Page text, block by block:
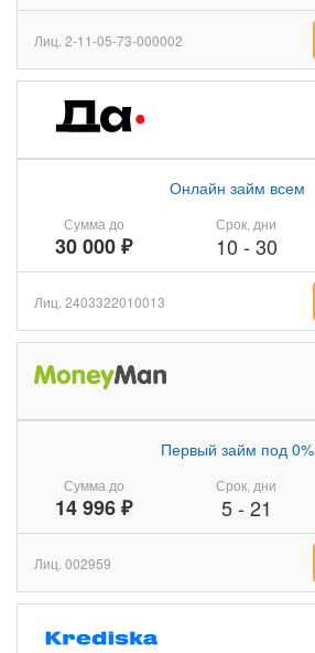
Лиц. 2-11-05-73-000002
Сумма до
30 000 ₽
Онлайн займ всем
Срок, дни
10 - 30
Лиц. 2403322010013
Сумма до
14 996 ₽
Первый займ под 0%
Срок, дни
5- 21
Лиц. 002959